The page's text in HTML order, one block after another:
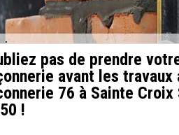
pas de prendre
avant les
76 à Sainte Croix
!